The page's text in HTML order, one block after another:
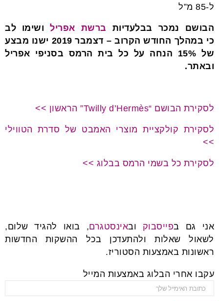
ל-85 מ”ל
הבושם נמכר בבלעדיות ברשת אפרילושימו לב
כי במהלך החודש הקרוב – דצמבר 2019 ישנו מבצע
של 15% הנחה על כל בית הרמס בסניפי אפריל
ובאתר.
לסקירת הבושם “Twilly d’Hermès” הראשון >>
לסקירת קולקציית מוצרי האמבט של סדרת הטווילי
>>
לסקירת כל בשמי הרמס בבלוג >>
אני גם בפייסבוק ובאינסטגרם, בואו להגיד שלום,
לשאול שאלות ולהתעדכן בכל ההשקות החדשות
ראשונות באמצעות הסטוריז.
עקבו אחרי הבלוג באמצעות המייל